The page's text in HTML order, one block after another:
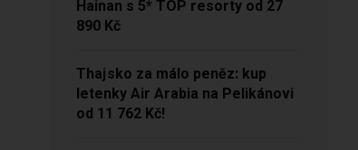
Hainan s 5* TOP resorty od 27
890 Kč
Thajsko za málo peněz: kup
letenky Air Arabia na Pelikánovi
od 11 762 Kč!